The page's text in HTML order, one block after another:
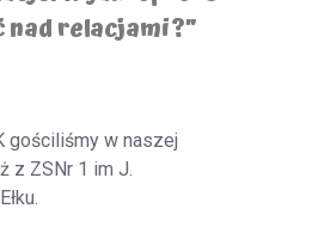
nad relacjami?”
gościliśmy w naszej
z ZSNr 1 im J.